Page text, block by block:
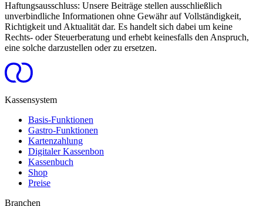
Haftungsausschluss: Unsere Beiträge stellen ausschließlich
unverbindliche Informationen ohne Gewähr auf Vollständigkeit,
Richtigkeit und Aktualität dar. Es handelt sich dabei um keine
Rechts- oder Steuerberatung und erhebt keinesfalls den Anspruch,
eine solche darzustellen oder zu ersetzen.
Kassensystem
Basis-Funktionen
Gastro-Funktionen
Kartenzahlung
Digitaler Kassenbon
Kassenbuch
Shop
Preise
Branchen